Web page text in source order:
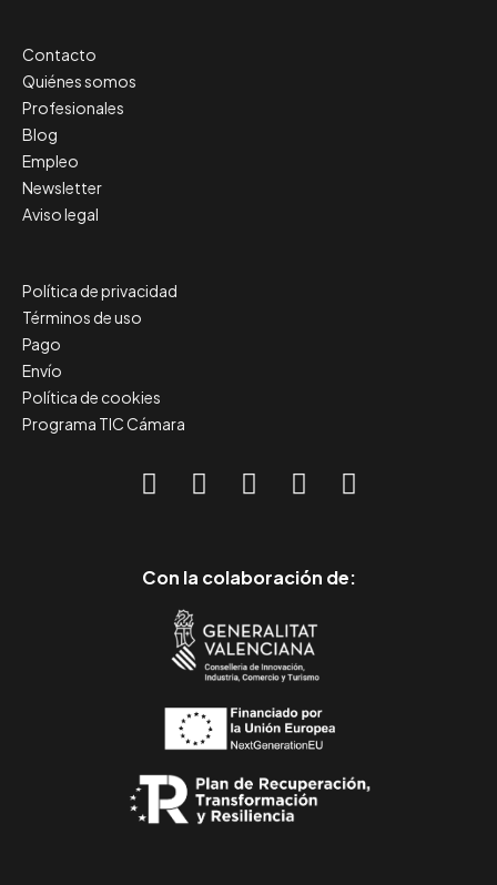
Contacto
Quiénes somos
Profesionales
Blog
Empleo
Newsletter
Aviso legal
Política de privacidad
Términos de uso
Pago
Envío
Política de cookies
Programa TIC Cámara
Con la colaboración de: